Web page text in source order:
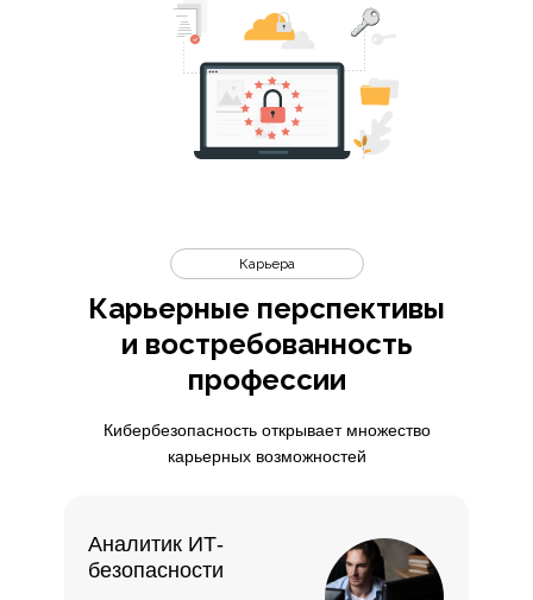
Карьерные перспективы
и востребованность
профессии
Карьера
Кибербезопасность открывает множество
карьерных возможностей
Аналитик ИТ-
безопасности